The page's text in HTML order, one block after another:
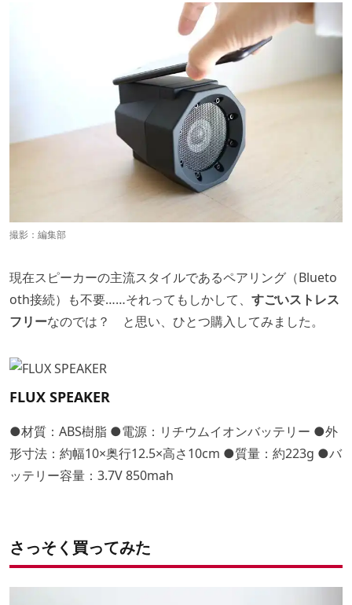
撮影：編集部
現在スピーカーの主流スタイルであるペアリング（Blueto
oth接続）も不要……それってもしかして、 すごいストレス
フリーなのでは？ と思い、ひとつ購入してみました。
FLUX SPEAKER
●材質：ABS樹脂 ●電源：リチウムイオンバッテリー ●外
形寸法：約幅10×奥行12.5×高さ10cm ●質量：約223g ●バ
ッテリー容量：3.7V 850mah
さっそく買ってみた